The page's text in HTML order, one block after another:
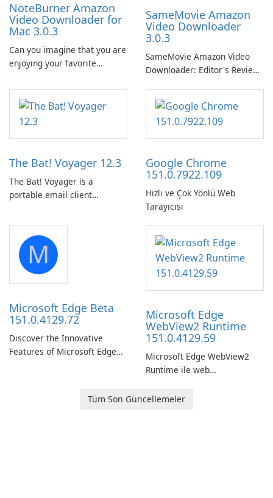
NoteBurner Amazon
Video Downloader for
Mac 3.0.3
Can you imagine that you are
enjoying your favorite
lying on the beach, camping
in the woods or even during
your long commute to work
SameMovie Amazon
Video Downloader
3.0.3
SameMovie Amazon Video
Downloader: Editor's Review
Downloader is a desktop
utility for saving Amazon
Prime Video titles and other
Amazon web-player content
The Bat! Voyager 12.3
The Bat! Voyager is a
portable email client
portable media on any
computer running Microsoft
Windows.
Google Chrome
151.0.7922.109
Hızlı ve Çok Yönlü Web
Tarayıcısı
M
Microsoft Edge Beta
151.0.4129.72
Discover the Innovative
Features of Microsoft Edge
Corporation, is shaping the
Microsoft Edge
WebView2 Runtime
151.0.4129.59
Microsoft Edge WebView2
Runtime ile web
Tüm Son Güncellemeler